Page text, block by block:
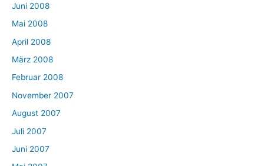
Juni 2008
Mai 2008
April 2008
März 2008
Februar 2008
November 2007
August 2007
Juli 2007
Juni 2007